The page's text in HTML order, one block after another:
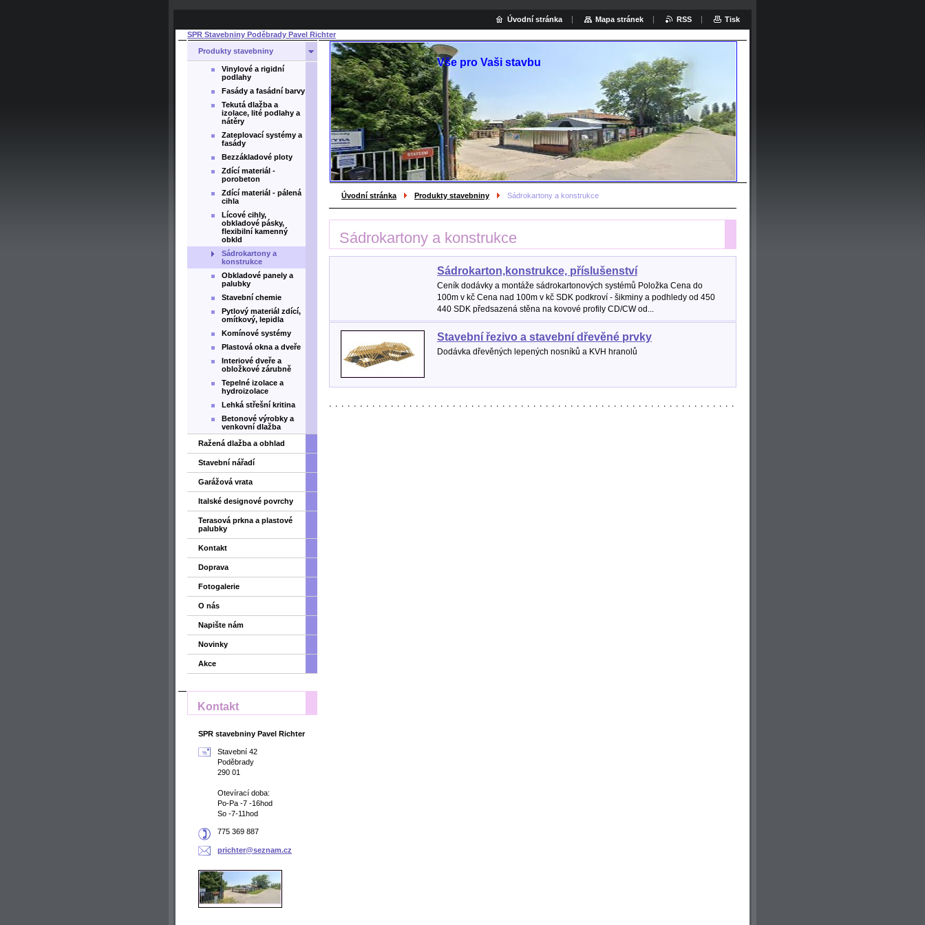
SPR Stavebniny Poděbrady Pavel Richter
Vše pro Vaši stavbu
Úvodní stránka Produkty stavebniny Sádrokartony a konstrukce
Sádrokartony a konstrukce
Sádrokarton,konstrukce, příslušenství
Ceník dodávky a montáže sádrokartonových systémů Položka Cena do
100m v kč Cena nad 100m v kč SDK podkroví - šikminy a podhledy od 450
440 SDK předsazená stěna na kovové profily CD/CW od...
Stavební řezivo a stavební dřevěné prvky
Dodávka dřevěných lepených nosníků a KVH hranolů
Produkty stavebniny
Vinylové a rigidní
podlahy
Fasády a fasádní barvy
Tekutá dlažba a
izolace, lité podlahy a
nátěry
Zateplovací systémy a
fasády
Bezzákladové ploty
Zdící materiál -
porobeton
Zdící materiál - pálená
cihla
Lícové cihly,
obkladové pásky,
flexibilní kamenný
obkld
Sádrokartony a
konstrukce
Obkladové panely a
palubky
Stavební chemie
Pytlový materiál zdící,
omítkový, lepidla
Komínové systémy
Plastová okna a dveře
Interiové dveře a
obložkové zárubně
Tepelné izolace a
hydroizolace
Lehká střešní kritina
Betonové výrobky a
venkovní dlažba
Ražená dlažba a obhlad
Stavební nářadí
Garážová vrata
Italské designové povrchy
Terasová prkna a plastové
palubky
Kontakt
Doprava
Fotogalerie
O nás
Napište nám
Novinky
Akce
Kontakt
SPR stavebniny Pavel Richter
Stavební 42
Poděbrady
290 01
Otevírací doba:
Po-Pa -7 -16hod
So -7-11hod
775 369 887
prichter@seznam.cz
Úvodní stránka Mapa stránek RSS Tisk